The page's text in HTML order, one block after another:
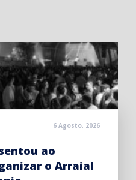
6 Agosto, 2026
ao
o Arraial